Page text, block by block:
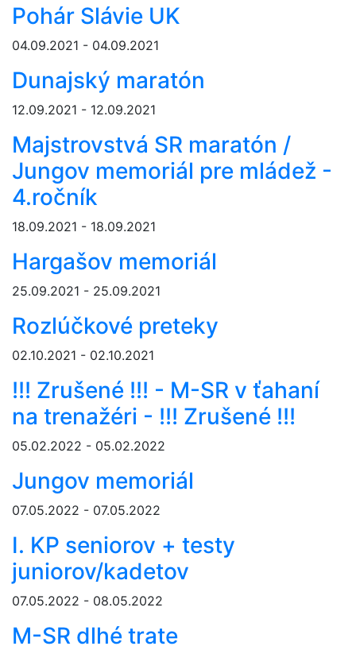
Pohár Slávie UK
04.09.2021 - 04.09.2021
Dunajský maratón
12.09.2021 - 12.09.2021
Majstrovstvá SR maratón /
Jungov memoriál pre mládež -
4.ročník
18.09.2021 - 18.09.2021
Hargašov memoriál
25.09.2021 - 25.09.2021
Rozlúčkové preteky
02.10.2021 - 02.10.2021
!!! Zrušené !!! - M-SR v ťahaní
na trenažéri - !!! Zrušené !!!
05.02.2022 - 05.02.2022
Jungov memoriál
07.05.2022 - 07.05.2022
I. KP seniorov + testy
juniorov/kadetov
07.05.2022 - 08.05.2022
M-SR dlhé trate